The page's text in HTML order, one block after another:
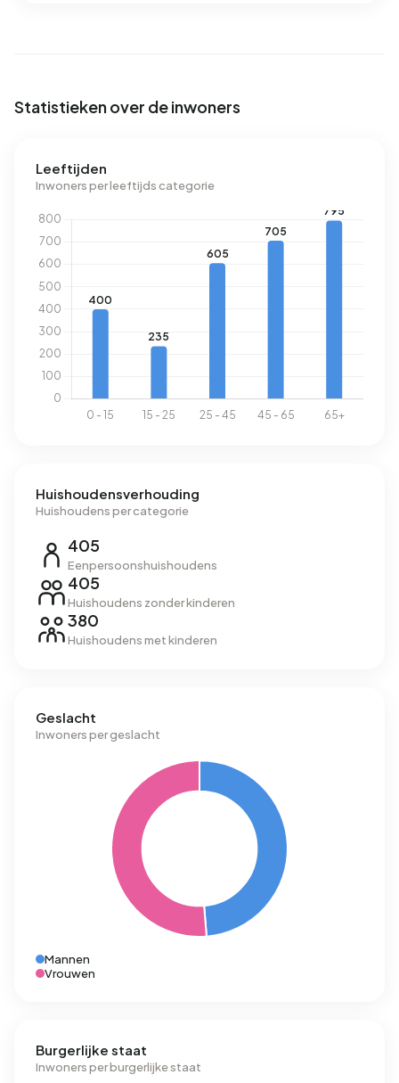
Statistieken over de inwoners
Leeftijden
Inwoners per leeftijds categorie
Huishoudensverhouding
Huishoudens per categorie
405
Eenpersoonshuishoudens
405
Huishoudens zonder kinderen
380
Huishoudens met kinderen
Geslacht
Inwoners per geslacht
Mannen
Vrouwen
Burgerlijke staat
Inwoners per burgerlijke staat